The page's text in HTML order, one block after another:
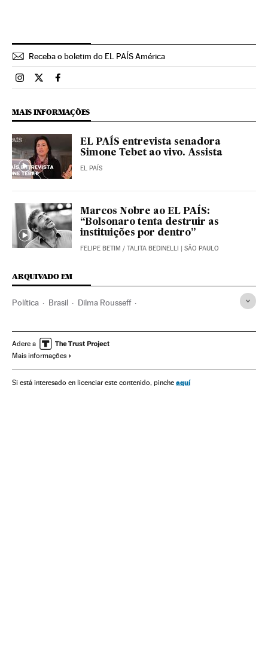
Receba o boletim do EL PAÍS América
Brasil El País Brasil en Instagram
Brasil El País Brasil en Twitter
Brasil El País Brasil en Facebook
MAIS INFORMAÇÕES
EL PAÍS entrevista senadora
Simone Tebet ao vivo. Assista
EL PAÍS
Marcos Nobre ao EL PAÍS:
“Bolsonaro tenta destruir as
instituições por dentro”
FELIPE BETIM / TALITA BEDINELLI | SÃO PAULO
ARQUIVADO EM
Política Brasil Dilma Rousseff
Fernando Henrique Cardoso
Adere a
Mais informações
Si está interesado en licenciar este contenido, pinche aquí